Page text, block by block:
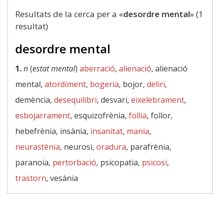
Resultats de la cerca per a «desordre mental» (1
resultat)
desordre mental
1.n(estat mental) aberració, alienació, alienació
mental, atordiment, bogeria, bojor, deliri,
demència, desequilibri, desvari, eixelebrament,
esbojarrament, esquizofrènia, follia, follor,
hebefrènia, insània, insanitat, mania,
neurastènia, neurosi, oradura, parafrènia,
paranoia, pertorbació, psicopatia, psicosi,
trastorn, vesània